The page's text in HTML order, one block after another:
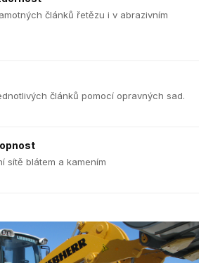
článků řetězu i v abrazivním
článků pomocí opravných sad.
sítě blátem a kamením